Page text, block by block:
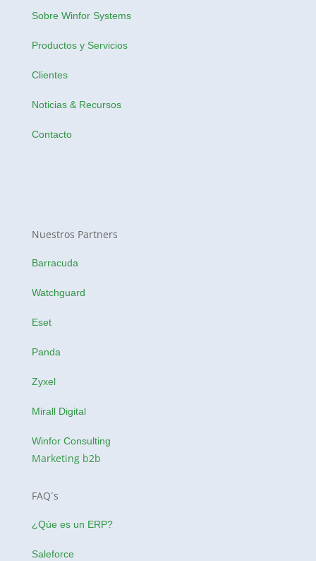
Sobre Winfor Systems
Productos y Servicios
Clientes
Noticias & Recursos
Contacto
Nuestros Partners
Barracuda
Watchguard
Eset
Panda
Zyxel
Mirall Digital
Winfor Consulting
Marketing b2b
FAQ´s
¿Qúe es un ERP?
Saleforce